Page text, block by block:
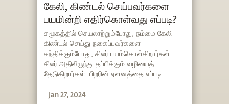
கேலி, கிண்டல் செய்பவர்களை
பயமின்றி எதிர்கொள்வது எப்படி?
சமூகத்தில் செயலாற்றும்போது, நம்மை கேலி
கிண்டல் செய்து நகைப்பவர்களை
சந்திக்கும்போது, சிலர் பயம்கொள்கிறார்கள்.
சிலர் அதிலிருந்து தப்பிக்கும் வழியைத்
தேடுகிறார்கள். பிறரின் ஏளனத்தை எப்படி
நினைப்பார்களோ என்ற பயத்தை எப்படிப்
Jan 27, 2024